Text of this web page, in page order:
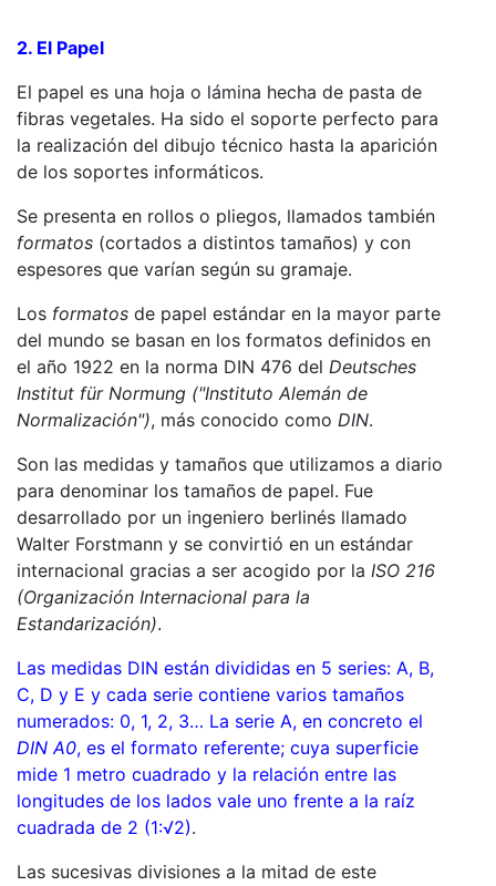
2. El Papel
El papel es una hoja o lámina hecha de pasta de
fibras vegetales. Ha sido el soporte perfecto para
la realización del dibujo técnico hasta la aparición
de los soportes informáticos.
Se presenta en rollos o pliegos, llamados también
formatos (cortados a distintos tamaños) y con
espesores que varían según su gramaje.
Los formatos de papel estándar en la mayor parte
del mundo se basan en los formatos definidos en
el año 1922 en la norma DIN 476 del Deutsches
Institut für Normung ("Instituto Alemán de
Normalización"), más conocido como DIN.
Son las medidas y tamaños que utilizamos a diario
para denominar los tamaños de papel. Fue
desarrollado por un ingeniero berlinés llamado
Walter Forstmann y se convirtió en un estándar
internacional gracias a ser acogido por la ISO 216
(Organización Internacional para la
Estandarización).
Las medidas DIN están divididas en 5 series: A, B,
C, D y E y cada serie contiene varios tamaños
numerados: 0, 1, 2, 3… La serie A, en concreto el
DIN A0, es el formato referente; cuya superficie
mide 1 metro cuadrado y la relación entre las
longitudes de los lados vale uno frente a la raíz
cuadrada de 2 (1:√2).
Las sucesivas divisiones a la mitad de este